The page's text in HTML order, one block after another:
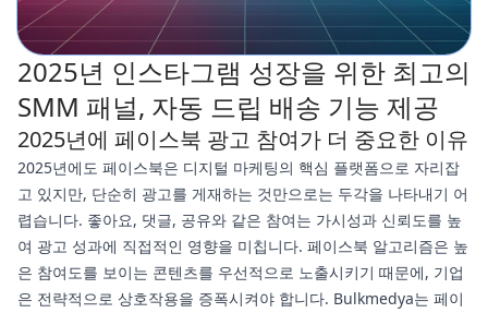
2025년 인스타그램 성장을 위한 최고의
SMM 패널, 자동 드립 배송 기능 제공
2025년에 페이스북 광고 참여가 더 중요한 이유
2025년에도 페이스북은 디지털 마케팅의 핵심 플랫폼으로 자리잡
고 있지만, 단순히 광고를 게재하는 것만으로는 두각을 나타내기 어
렵습니다. 좋아요, 댓글, 공유와 같은 참여는 가시성과 신뢰도를 높
여 광고 성과에 직접적인 영향을 미칩니다. 페이스북 알고리즘은 높
은 참여도를 보이는 콘텐츠를 우선적으로 노출시키기 때문에, 기업
은 전략적으로 상호작용을 증폭시켜야 합니다. Bulkmedya는 페이